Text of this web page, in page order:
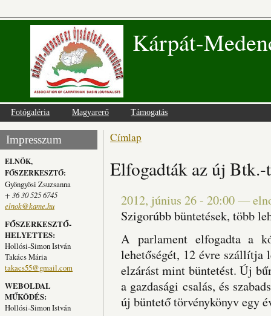
Kárpát-
Fotógaléria Magyarerő Támogatás
Impresszum
ELNÖK,
FŐSZERKESZTŐ:
Gyöngyösi Zsuzsanna
+ 36 30 525 6745
elnok@kame.hu
FŐSZERKESZTŐ-
HELYETTES:
Hollósi-Simon István
Takács Mária
takacs55@gmail.com
WEBOLDAL
MŰKÖDÉS:
Hollósi-Simon István
Jelenlegi hely
Címlap
Elfogadták az új Btk.-t
2012, június 26 - 20:00—
Szigorúbb büntetések, több
A parlament elfogadta a
lehetőségét, 12 évre szállítja
elzárást mint büntetést. Új
a gazdasági csalás, és
új büntető törvénykönyv egy